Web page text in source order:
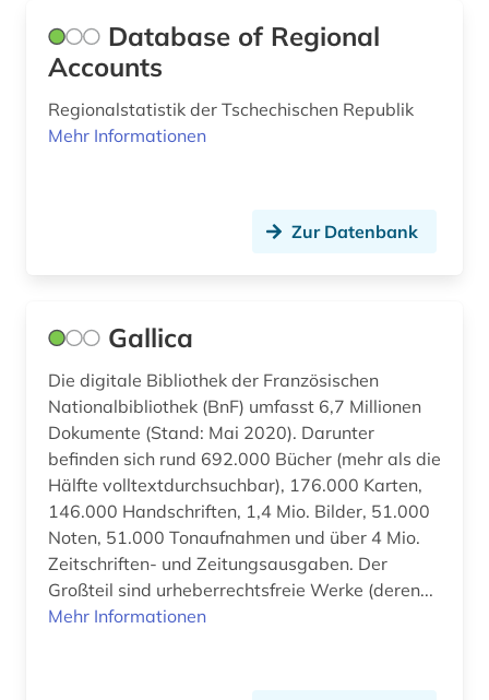
medizin (7)
migration (3)
mitteleuropa (1)
musik (2)
nachhaltiges management (1)
nachhaltigkeit (1)
nachricht (2)
nachrichten (3)
naher osten (1)
Database of Regional
Accounts
Regionalstatistik der Tschechischen Republik
Mehr Informationen
Zur Datenbank
Gallica
Die digitale Bibliothek der Französischen
Nationalbibliothek (BnF) umfasst 6,7 Millionen
Dokumente (Stand: Mai 2020). Darunter
befinden sich rund 692.000 Bücher (mehr als die
Hälfte volltextdurchsuchbar), 176.000 Karten,
146.000 Handschriften, 1,4 Mio. Bilder, 51.000
Noten, 51.000 Tonaufnahmen und über 4 Mio.
Zeitschriften- und Zeitungsausgaben. Der
Großteil sind urheberrechtsfreie Werke (deren...
Mehr Informationen